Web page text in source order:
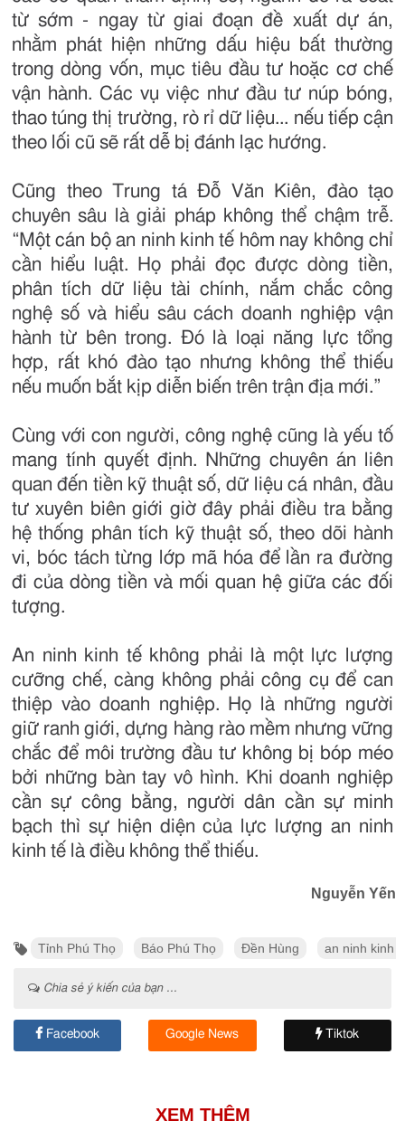
từ sớm - ngay từ giai đoạn đề xuất dự án,
nhằm phát hiện những dấu hiệu bất thường
trong dòng vốn, mục tiêu đầu tư hoặc cơ chế
vận hành. Các vụ việc như đầu tư núp bóng,
thao túng thị trường, rò rỉ dữ liệu... nếu tiếp cận
theo lối cũ sẽ rất dễ bị đánh lạc hướng.
Cũng theo Trung tá Đỗ Văn Kiên, đào tạo
chuyên sâu là giải pháp không thể chậm trễ.
“Một cán bộ an ninh kinh tế hôm nay không chỉ
cần hiểu luật. Họ phải đọc được dòng tiền,
phân tích dữ liệu tài chính, nắm chắc công
nghệ số và hiểu sâu cách doanh nghiệp vận
hành từ bên trong. Đó là loại năng lực tổng
hợp, rất khó đào tạo nhưng không thể thiếu
nếu muốn bắt kịp diễn biến trên trận địa mới.”
Cùng với con người, công nghệ cũng là yếu tố
mang tính quyết định. Những chuyên án liên
quan đến tiền kỹ thuật số, dữ liệu cá nhân, đầu
tư xuyên biên giới giờ đây phải điều tra bằng
hệ thống phân tích kỹ thuật số, theo dõi hành
vi, bóc tách từng lớp mã hóa để lần ra đường
đi của dòng tiền và mối quan hệ giữa các đối
tượng.
An ninh kinh tế không phải là một lực lượng
cưỡng chế, càng không phải công cụ để can
thiệp vào doanh nghiệp. Họ là những người
giữ ranh giới, dựng hàng rào mềm nhưng vững
chắc để môi trường đầu tư không bị bóp méo
bởi những bàn tay vô hình. Khi doanh nghiệp
cần sự công bằng, người dân cần sự minh
bạch thì sự hiện diện của lực lượng an ninh
kinh tế là điều không thể thiếu.
Nguyễn Yến
Tỉnh Phú Thọ Báo Phú Thọ Đền Hùng an ninh kinh
Chia sẻ ý kiến của bạn ...
Facebook Google News Tiktok
XEM THÊM